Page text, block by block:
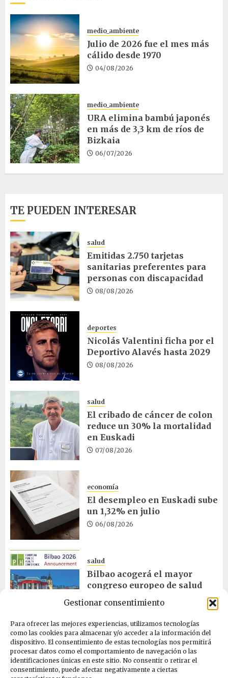
Gestionar consentimiento
Para ofrecer las mejores experiencias, utilizamos tecnologías
como las cookies para almacenar y/o acceder a la información del
dispositivo. El consentimiento de estas tecnologías nos permitirá
procesar datos como el comportamiento de navegación o las
identificaciones únicas en este sitio. No consentir o retirar el
consentimiento, puede afectar negativamente a ciertas
medio_ambiente
Julio de 2026 fue el mes más
cálido desde 1970
04/08/2026
medio_ambiente
URA elimina bambú japonés
en más de 3,3 km de ríos de
Bizkaia
06/07/2026
TE PUEDEN INTERESAR
salud
Emitidas 2.750 tarjetas
sanitarias preferentes para
personas con discapacidad
08/08/2026
deportes
Nicolás Valentini ficha por el
Deportivo Alavés hasta 2029
08/08/2026
salud
El cribado de cáncer de colon
reduce un 30% la mortalidad
en Euskadi
07/08/2026
economía
El desempleo en Euskadi sube
un 1,32% en julio
06/08/2026
salud
Bilbao acogerá el mayor
congreso europeo de salud
pública en noviembre
ciencia
La exposición sobre el eclipse
concluye en Laguardia